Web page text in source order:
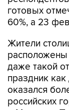
Жители
даже такой
праздник
оказался
российских
в Москве и
городах